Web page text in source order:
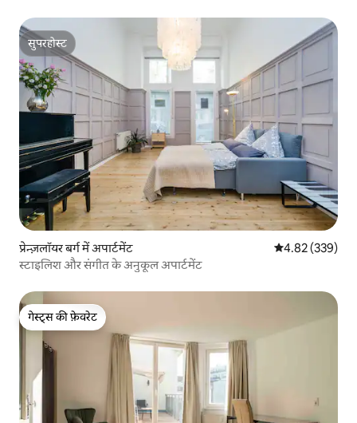
सुपरहोस्ट
सुपरहोस्ट
प्रेन्ज़लॉयर बर्ग में अपार्टमेंट औसत रेटिंग 5 में से
4.82 (339)
स्टाइलिश और संगीत के अनुकूल अपार्टमेंट
गेस्ट्स की फ़ेवरेट
गेस्ट्स की फ़ेवरेट